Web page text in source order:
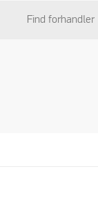
Find forhandler